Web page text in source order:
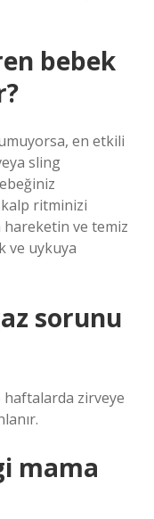
bebek
en etkili
sling
kalp ritminizi
hareketin ve temiz
ve uykuya
sorunu
haftalarda zirveye
mama